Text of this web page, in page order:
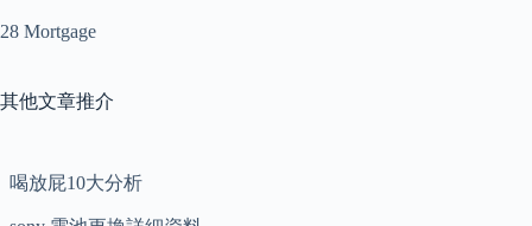
28 Mortgage
其他文章推介
喝放屁10大分析